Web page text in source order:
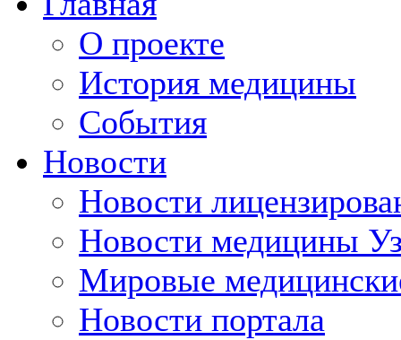
О проекте
История медицины
События
Новости
Новости
Новости медицины
Мировые
Новости портала